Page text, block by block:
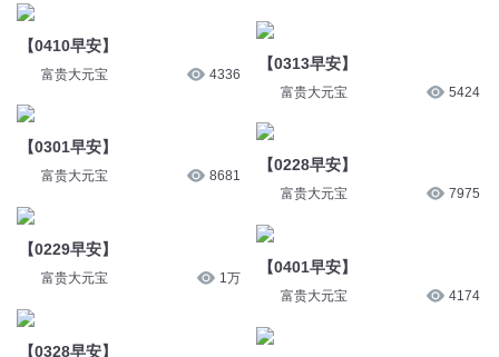
【0410早安】
富贵大元宝 4336
【0301早安】
富贵大元宝 8681
【0229早安】
富贵大元宝 1万
【0328早安】
【0313早安】
富贵大元宝 5424
【0228早安】
富贵大元宝 7975
【0401早安】
富贵大元宝 4174